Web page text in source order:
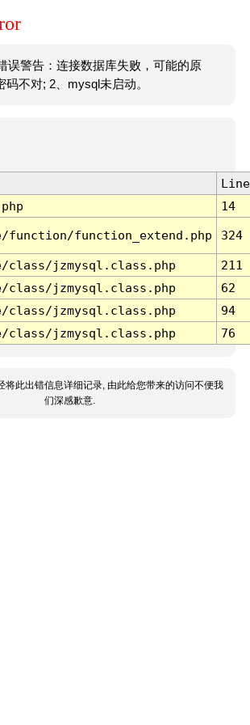
误警告：连接数据库失败，可能的原
码不对; 2、mysql未启动。
Line
14
function/function_extend.php 324
class/jzmysql.class.php
211
class/jzmysql.class.php
62
class/jzmysql.class.php
94
class/jzmysql.class.php 76
将此出错信息详细记录, 由此给您带来的访问不便我
们深感歉意.